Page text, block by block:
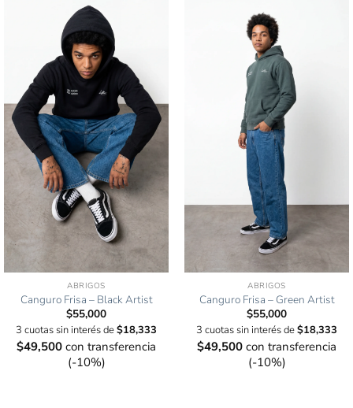
ABRIGOS
Canguro Frisa – Black Artist
$55,000
3 cuotas sin interés de$18,333
$49,500 con transferencia
(-10%)
ABRIGOS
Canguro Frisa – Green Artist
$55,000
3 cuotas sin interés de$18,333
$49,500 con transferencia
(-10%)